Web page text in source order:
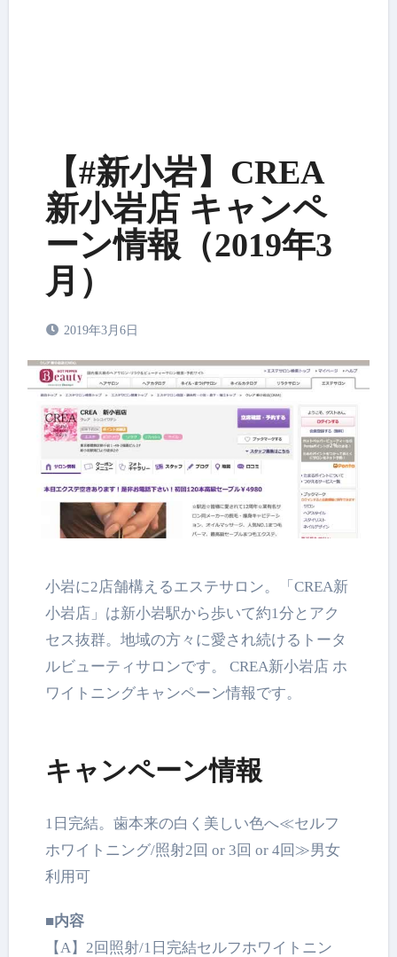
【#新小岩】CREA
新小岩店 キャンペ
ーン情報（2019年3
月）
2019年3月6日
小岩に2店舗構えるエステサロン。「CREA新
小岩店」は新小岩駅から歩いて約1分とアク
セス抜群。地域の方々に愛され続けるトータ
ルビューティサロンです。 CREA新小岩店 ホ
ワイトニングキャンペーン情報です。
キャンペーン情報
1日完結。歯本来の白く美しい色へ≪セルフ
ホワイトニング/照射2回 or 3回 or 4回≫男女
利用可
■内容
【A】2回照射/1日完結セルフホワイトニン